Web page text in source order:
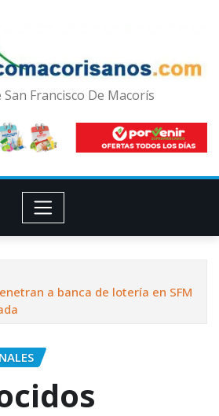
San Francisco De Macorís
a banca de lotería en SFM